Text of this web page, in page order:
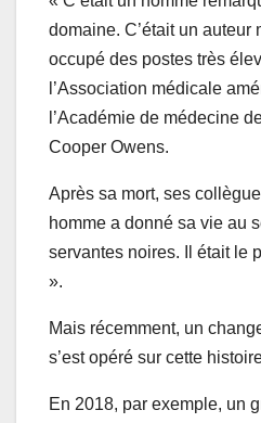
domaine. C’était un
occupé des postes très
l’Association médicale
l’Académie de médecine
Cooper Owens.
Après sa mort, ses
homme a donné sa vie au
servantes noires. Il était le
».
Mais récemment, un
s’est opéré sur cette
En 2018, par exemple, un